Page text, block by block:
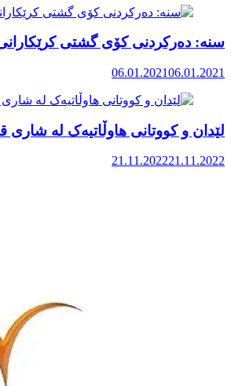
سنە: دەرکردنی کۆی گشتی کرێکارانی هەرەوەزی 163ی
06.01.202106.01.2021
لێدان و کووتانی هاوڵاتیەک لە شاری
21.11.202221.11.2022